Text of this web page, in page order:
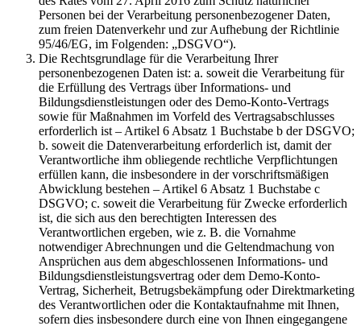
Personen bei der Verarbeitung personenbezogener Daten,
zum freien Datenverkehr und zur Aufhebung der Richtlinie
95/46/EG, im Folgenden: „DSGVO“).
Die Rechtsgrundlage für die Verarbeitung Ihrer
personenbezogenen Daten ist: a. soweit die Verarbeitung für
die Erfüllung des Vertrags über Informations- und
Bildungsdienstleistungen oder des Demo-Konto-Vertrags
sowie für Maßnahmen im Vorfeld des Vertragsabschlusses
erforderlich ist – Artikel 6 Absatz 1 Buchstabe b der DSGVO;
b. soweit die Datenverarbeitung erforderlich ist, damit der
Verantwortliche ihm obliegende rechtliche Verpflichtungen
erfüllen kann, die insbesondere in der vorschriftsmäßigen
Abwicklung bestehen – Artikel 6 Absatz 1 Buchstabe c
DSGVO; c. soweit die Verarbeitung für Zwecke erforderlich
ist, die sich aus den berechtigten Interessen des
Verantwortlichen ergeben, wie z. B. die Vornahme
notwendiger Abrechnungen und die Geltendmachung von
Ansprüchen aus dem abgeschlossenen Informations- und
Bildungsdienstleistungsvertrag oder dem Demo-Konto-
Vertrag, Sicherheit, Betrugsbekämpfung oder Direktmarketing
des Verantwortlichen oder die Kontaktaufnahme mit Ihnen,
sofern dies insbesondere durch eine von Ihnen eingegangene